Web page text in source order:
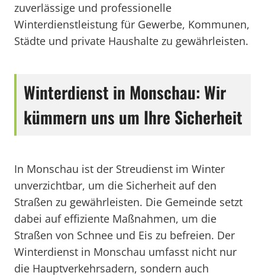
zuverlässige und professionelle
Winterdienstleistung für Gewerbe, Kommunen,
Städte und private Haushalte zu gewährleisten.
Winterdienst in Monschau: Wir
kümmern uns um Ihre Sicherheit
In Monschau ist der Streudienst im Winter
unverzichtbar, um die Sicherheit auf den
Straßen zu gewährleisten. Die Gemeinde setzt
dabei auf effiziente Maßnahmen, um die
Straßen von Schnee und Eis zu befreien. Der
Winterdienst in Monschau umfasst nicht nur
die Hauptverkehrsadern, sondern auch